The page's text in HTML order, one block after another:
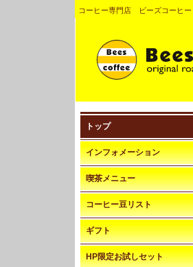
コーヒー専門店 ビーズコーヒー
トップ
インフォメーション
喫茶メニュー
コーヒー豆リスト
ギフト
HP限定お試しセット